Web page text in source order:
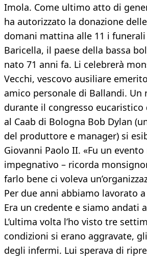
Imola. Come ultimo atto di
ha autorizzato la donazione
domani mattina alle 11 i
Baricella, il paese della bassa
nato 71 anni fa. Li celebrerà
Vecchi, vescovo ausiliare
amico personale di Ballandi. Un
durante il congresso eucaristico
al Caab di Bologna Bob Dylan
del produttore e manager) si
Giovanni Paolo II. «Fu un
impegnativo – ricorda
farlo bene ci voleva
Per due anni abbiamo lavorato
Era un credente e siamo andati
L’ultima volta l’ho visto tre
condizioni si erano aggravate,
degli infermi. Lui sperava di